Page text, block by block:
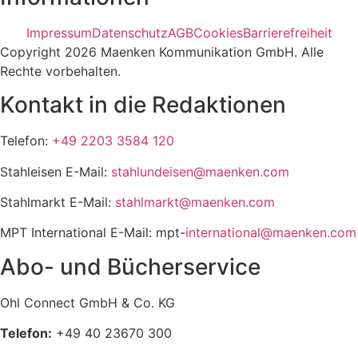
ImpressumDatenschutzAGBCookiesBarrierefreiheit
Copyright 2026 Maenken Kommunikation GmbH. Alle
Rechte vorbehalten.
Kontakt in die Redaktionen
Telefon: +49 2203 3584 120
Stahleisen E-Mail: stahlundeisen@maenken.com
Stahlmarkt E-Mail: stahlmarkt@maenken.com
MPT International E-Mail: mpt-international@maenken.com
Abo- und Bücherservice
Ohl Connect GmbH & Co. KG
Telefon: +49 40 23670 300